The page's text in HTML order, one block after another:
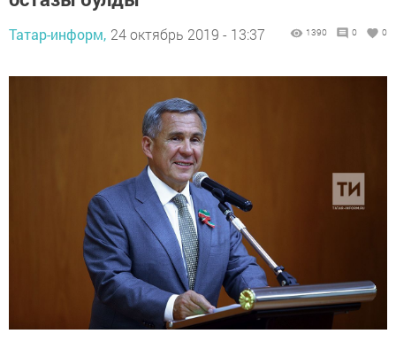
Татар-информ, 24 октябрь 2019 - 13:37 1390 0 0